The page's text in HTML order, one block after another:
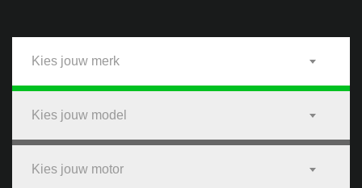
Kies jouw merk
Kies jouw model
Kies jouw motor